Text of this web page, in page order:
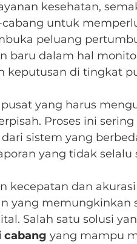
kesehatan,
untuk
peluang
baru dalam hal
keputusan di tingkat
yang harus
Proses ini
sistem yang
yang tidak selalu
kecepatan dan
yang memungkinkan
Salah satu solusi
cabang yang mampu